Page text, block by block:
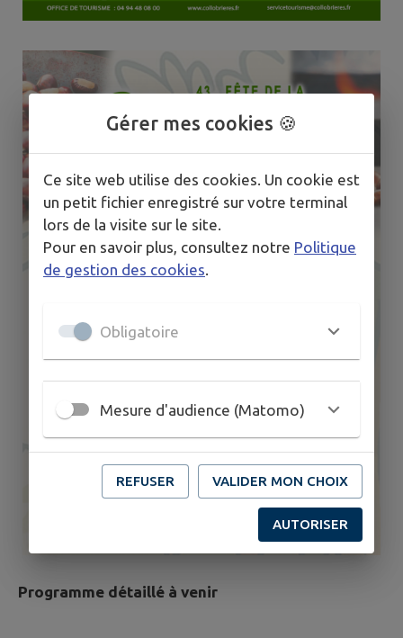
Programme détaillé à venir
Gérer mes cookies 🍪
Ce site web utilise des cookies. Un cookie est
un petit fichier enregistré sur votre terminal
lors de la visite sur le site.
Pour en savoir plus, consultez notre Politique
de gestion des cookies.
Obligatoire
Mesure d'audience (Matomo)
REFUSER VALIDER MON CHOIX
AUTORISER